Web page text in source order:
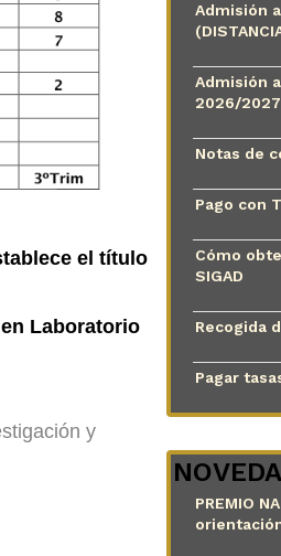
el título
Laboratorio
y
Admisión a
Admisión a
2026/2027
Notas de
Pago con
Cómo
SIGAD
Recogida
Pagar
PREMIO